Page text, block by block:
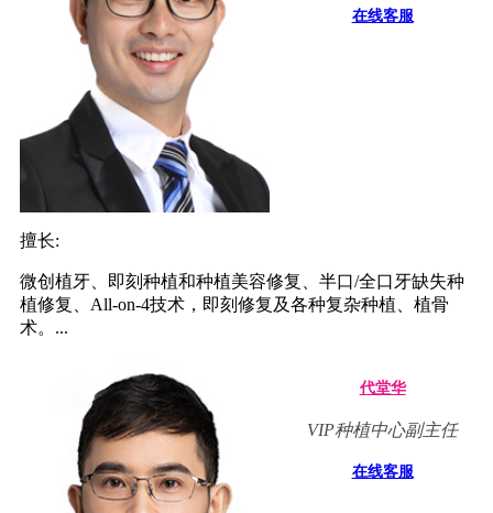
在线客服
擅长:
微创植牙、即刻种植和种植美容修复、半口/全口牙缺失种
植修复、All-on-4技术，即刻修复及各种复杂种植、植骨
术。...
代堂华
VIP种植中心副主任
在线客服